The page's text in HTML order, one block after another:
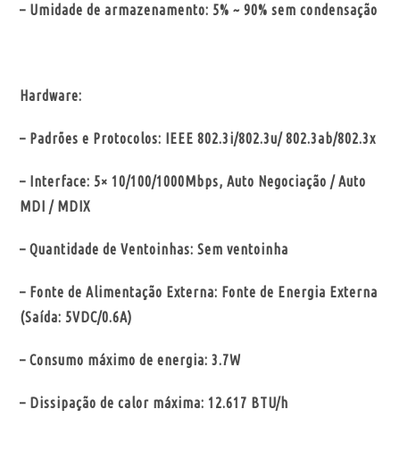
– Umidade de armazenamento: 5% ~ 90% sem condensação
Hardware:
– Padrões e Protocolos: IEEE 802.3i/802.3u/ 802.3ab/802.3x
– Interface: 5× 10/100/1000Mbps, Auto Negociação / Auto
MDI / MDIX
– Quantidade de Ventoinhas: Sem ventoinha
– Fonte de Alimentação Externa: Fonte de Energia Externa
(Saída: 5VDC/0.6A)
– Consumo máximo de energia: 3.7W
– Dissipação de calor máxima: 12.617 BTU/h